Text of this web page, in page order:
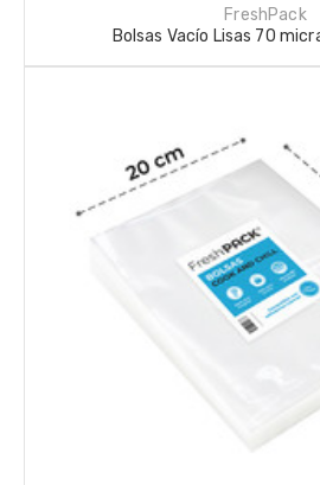
FreshPack
Bolsas Vacío Lisas 70